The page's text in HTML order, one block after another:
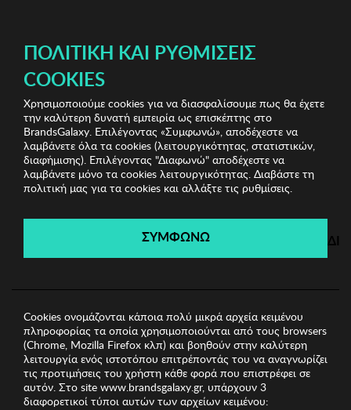
Kitchenware Shop Κουζινικά Είδη
Σετ Ποτήρια
Κρασιού 6 τμχ Heritage
Kitchenware Shop
Λήγει σε: 00ημέρες | 00ώρες 00λεπτά 00δευτ.
ΠΟΛΙΤΙΚΉ ΚΑΙ ΡΥΘΜΊΣΕΙΣ
COOKIES
Χρησιμοποιούμε cookies για να διασφαλίσουμε πως θα έχετε
την καλύτερη δυνατή εμπειρία ως επισκέπτης στο
BrandsGalaxy. Επιλέγοντας «Συμφωνώ», αποδέχεστε να
λαμβάνετε όλα τα cookies (λειτουργικότητας, στατιστικών,
διαφήμισης). Επιλέγοντας "Διαφωνώ" αποδέχεστε να
λαμβάνετε μόνο τα cookies λειτουργικότητας. Διαβάστε τη
πολιτική μας για τα cookies και αλλάξτε τις ρυθμίσεις.
ΣΥΜΦΩΝΩ
Cookies ονομάζονται κάποια πολύ μικρά αρχεία κειμένου
πληροφορίας τα οποία χρησιμοποιούνται από τους browsers
(Chrome, Mozilla Firefox κλπ) και βοηθούν στην καλύτερη
λειτουργία ενός ιστοτόπου επιτρέποντάς του να αναγνωρίζει
τις προτιμήσεις του χρήστη κάθε φορά που επιστρέφει σε
αυτόν. Στο site www.brandsgalaxy.gr, υπάρχουν 3
διαφορετικοί τύποι αυτών των αρχείων κειμένου: